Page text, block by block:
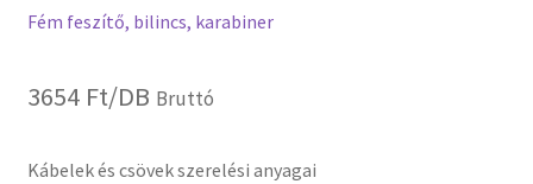
Fém feszítő, bilincs, karabiner
3654 Ft/DB Bruttó
Kábelek és csövek szerelési anyagai